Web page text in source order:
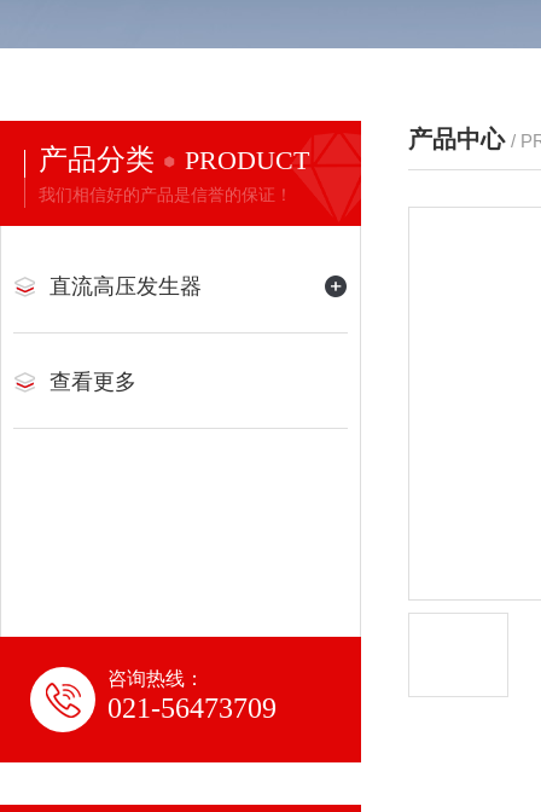
产品分类 PRODUCT
我们相信好的产品是信誉的保证！
直流高压发生器
查看更多
咨询热线：
021-56473709
产品中心 /